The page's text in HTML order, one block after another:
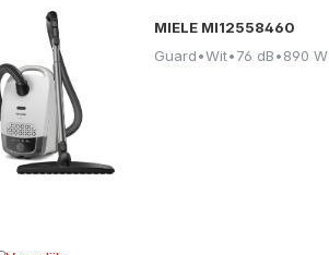
MIELE MI12558460
Guard•Wit•76 dB•890 W